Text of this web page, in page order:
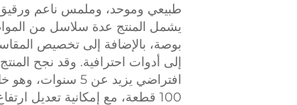
بوصة، بالإضافة إلى تخصيص